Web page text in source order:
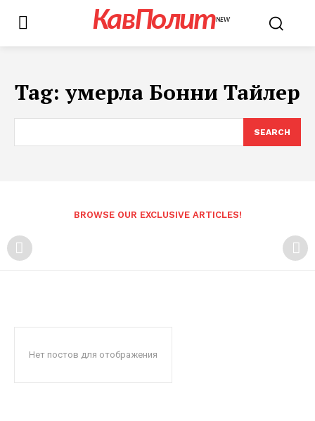
КавПолитNEW
Tag: умерла Бонни Тайлер
SEARCH
BROWSE OUR EXCLUSIVE ARTICLES!
Нет постов для отображения